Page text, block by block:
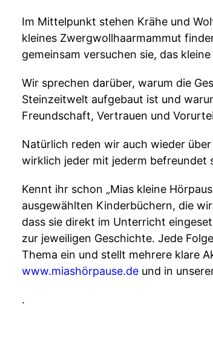
Im Mittelpunkt stehen Krähe und
kleines Zwergwollhaarmammut
gemeinsam versuchen sie, das
Wir sprechen darüber, warum die
Steinzeitwelt aufgebaut ist und
Freundschaft, Vertrauen und
Natürlich reden wir auch wieder
wirklich jeder mit jederm befreundet
Kennt ihr schon „Mias kleine
ausgewählten Kinderbüchern, die
dass sie direkt im Unterricht
zur jeweiligen Geschichte. Jede
Thema ein und stellt mehrere klare
www.miashörpause.de und in
.